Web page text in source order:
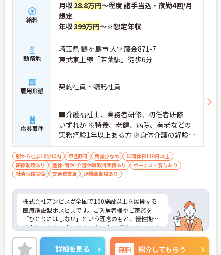
給料
月収 28.8万円～程度 諸手当込・夜勤4回/月
想定
年収399万円～※想定年収
勤務地
埼玉県 鶴ヶ島市 大字藤金871-7
東武東上線「若葉駅」徒歩6分
雇用形態 契約社員・嘱託社員
応募要件
■介護福祉士、実務者研修、初任者研修
いずれか ※特養、老健、病院、有老などの
実務経験1年以上ある方 ※身体介護の経験年
以上ある方、機械浴の使用の経験のある方
歓迎
駅から徒歩10分以内 車通勤可 残業少なめ
年間休日110日以上
研修制度あり
産休･育休･介護休暇取得実績あり
ボーナス・賞与あり
社会保険完備
交通費支給 退職金制度あり
株式会社アンビスが全国で100施設以上を展開する
医療施設型ホスピスです。ご入居者様やご家族を
「ひとりにはしない」という理念のもと、慢性期や
終末期にあり医療依存度の高い方を受け入れ、地域
医療を支える社会的意義の高い事業を推進していま
す。現場には看護師が24時間常駐しています。急変
詳細を見る 無料 紹介してもらう